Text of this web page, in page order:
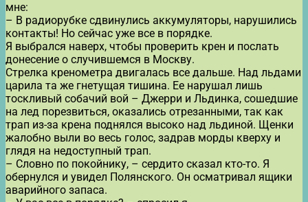
мне:
– В радиорубке сдвинулись аккумуляторы, нарушились
контакты! Но сейчас уже все в порядке.
Я выбрался наверх, чтобы проверить крен и послать
донесение о случившемся в Москву.
Стрелка кренометра двигалась все дальше. Над льдами
царила та же гнетущая тишина. Ее нарушал лишь
тоскливый собачий вой – Джерри и Льдинка, сошедшие
на лед порезвиться, оказались отрезанными, так как
трап из-за крена поднялся высоко над льдиной. Щенки
жалобно выли во весь голос, задрав морды кверху и
глядя на недоступный трап.
– Словно по покойнику, – сердито сказал кто-то. Я
обернулся и увидел Полянского. Он осматривал ящики
аварийного запаса.